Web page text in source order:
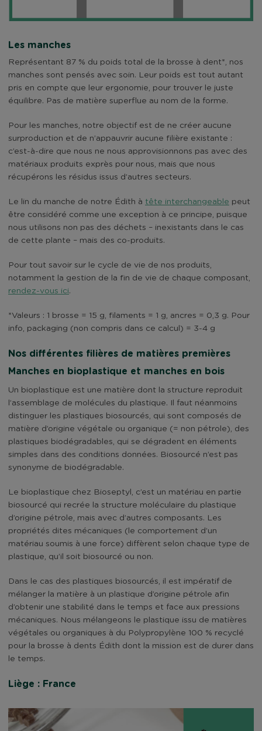
Les manches
Représentant 87 % du poids total de la brosse à dent*, nos
manches sont pensés avec soin. Leur poids est tout autant
pris en compte que leur ergonomie, pour trouver le juste
équilibre. Pas de matière superflue au nom de la forme.
Pour les manches, notre objectif est de ne créer aucune
surproduction et de n’appauvrir aucune filière existante :
c’est-à-dire que nous ne nous approvisionnons pas avec des
matériaux produits exprès pour nous, mais que nous
récupérons les résidus issus d’autres secteurs.
Le lin du manche de notre Édith à tête interchangeable peut
être considéré comme une exception à ce principe, puisque
nous utilisons non pas des déchets – inexistants dans le cas
de cette plante – mais des co-produits.
Pour tout savoir sur le cycle de vie de nos produits,
notamment la gestion de la fin de vie de chaque composant,
rendez-vous ici.
*Valeurs : 1 brosse = 15 g, filaments = 1 g, ancres = 0,3 g. Pour
info, packaging (non compris dans ce calcul) = 3-4 g
Nos différentes filières de matières premières
Manches en bioplastique et manches en bois
Un bioplastique est une matière dont la structure reproduit
l’assemblage de molécules du plastique. Il faut néanmoins
distinguer les plastiques biosourcés, qui sont composés de
matière d’origine végétale ou organique (= non pétrole), des
plastiques biodégradables, qui se dégradent en éléments
simples dans des conditions données. Biosourcé n’est pas
synonyme de biodégradable.
Le bioplastique chez Bioseptyl, c’est un matériau en partie
biosourcé qui recrée la structure moléculaire du plastique
d’origine pétrole, mais avec d’autres composants. Les
propriétés dites mécaniques (le comportement d’un
matériau soumis à une force) diffèrent selon chaque type de
plastique, qu’il soit biosourcé ou non.
Dans le cas des plastiques biosourcés, il est impératif de
mélanger la matière à un plastique d’origine pétrole afin
d’obtenir une stabilité dans le temps et face aux pressions
mécaniques. Nous mélangeons le plastique issu de matières
végétales ou organiques à du Polypropylène 100 % recyclé
pour la brosse à dents Édith dont la mission est de durer dans
le temps.
Liège : France